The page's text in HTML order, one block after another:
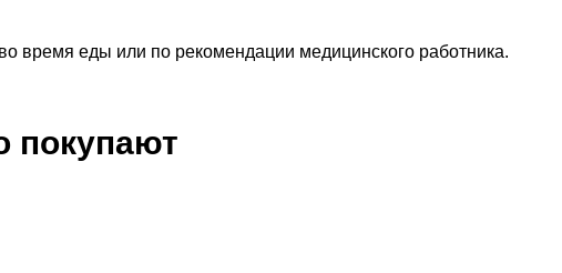
время еды или по рекомендации медицинского работника.
покупают